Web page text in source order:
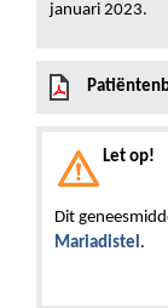
januari 2023.
Let op!
Dit
Mariadistel.